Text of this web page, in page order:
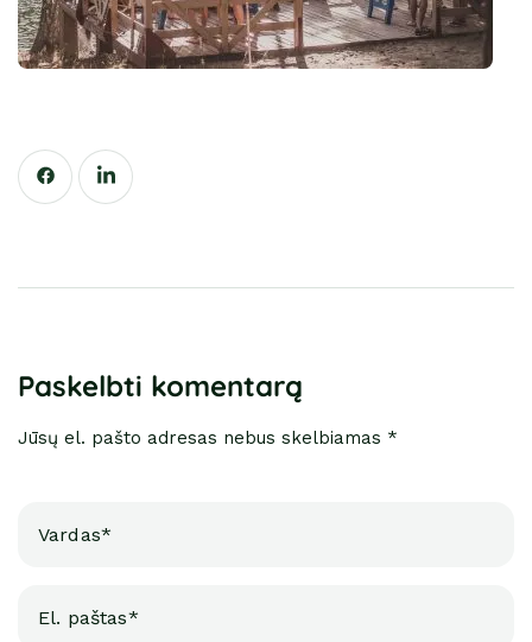
Paskelbti komentarą
Jūsų el. pašto adresas nebus skelbiamas *